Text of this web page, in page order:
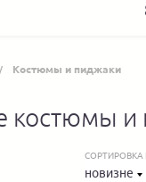
Костюмы и пиджаки
костюмы и
СОРТИРОВКА
новизне